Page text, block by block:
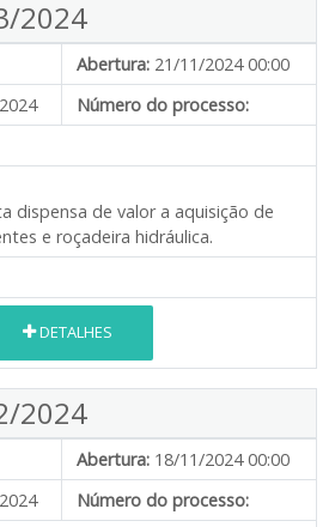
2024
Abertura: 21/11/2024 00:00
Número do processo:
dispensa de valor a aquisição de
e roçadeira hidráulica.
DETALHES
2024
Abertura: 18/11/2024 00:00
Número do processo: